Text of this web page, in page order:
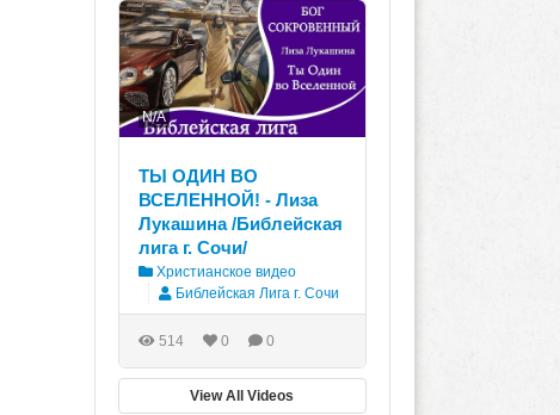
N/A
ТЫ ОДИН ВО
ВСЕЛЕННОЙ! - Лиза
Лукашина /Библейская
лига г. Сочи/
Христианское видео
Библейская Лига г. Сочи
514 0 0
View All Videos